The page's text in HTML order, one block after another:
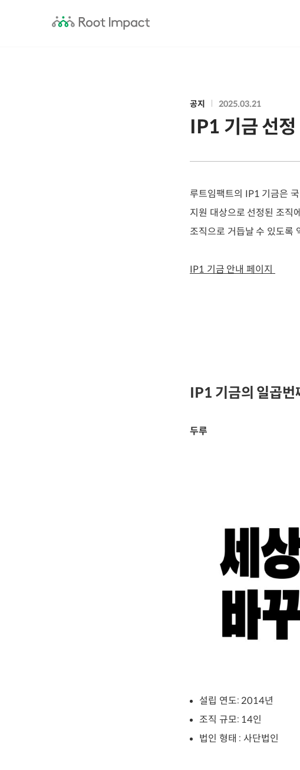
공지 2025.03.21
IP1 기금 선
루트임팩트의 IP1 기금은
지원 대상으로 선정된 조직
조직으로 거듭날 수 있도록
IP1 기금 안내 페이지
IP1 기금의 일곱번
두루
설립 연도: 2014년
조직 규모: 14인
법인 형태 : 사단법인